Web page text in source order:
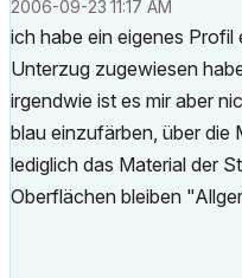
‎2006-09-23 11:17 AM
ich habe ein eigenes
Unterzug zugewiesen
irgendwie ist es mir aber
blau einzufärben, über die
lediglich das Material der
Oberflächen bleiben